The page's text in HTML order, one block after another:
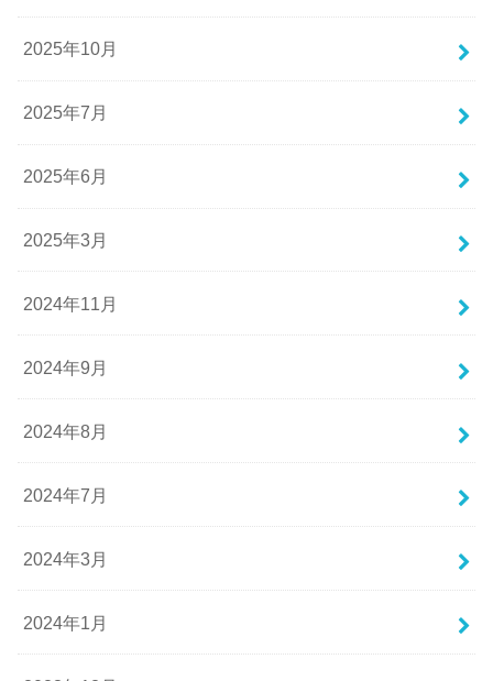
2025年10月
2025年7月
2025年6月
2025年3月
2024年11月
2024年9月
2024年8月
2024年7月
2024年3月
2024年1月